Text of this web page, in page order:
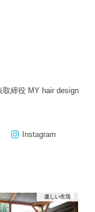
取締役 MY hair design
Instagram
楽しい生活